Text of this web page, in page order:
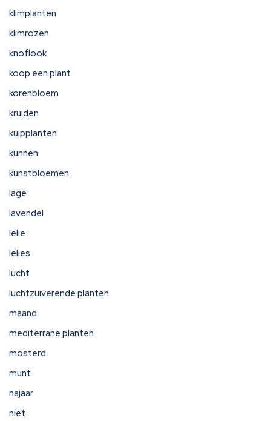
klimplanten
klimrozen
knoflook
koop een plant
korenbloem
kruiden
kuipplanten
kunnen
kunstbloemen
lage
lavendel
lelie
lelies
lucht
luchtzuiverende planten
maand
mediterrane planten
mosterd
munt
najaar
niet